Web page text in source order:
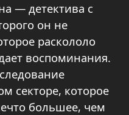
— детектива с
он не
раскололо
воспоминания.
секторе, которое
большее, чем